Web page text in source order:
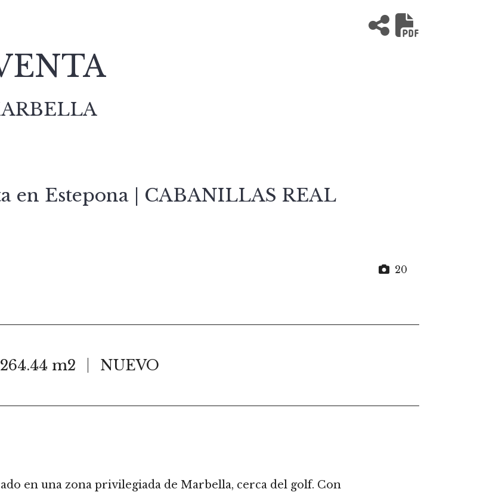
en Estepona | CABANILLAS REAL
20
264.44 m2 NUEVO
en una zona privilegiada de Marbella, cerca del golf. Con